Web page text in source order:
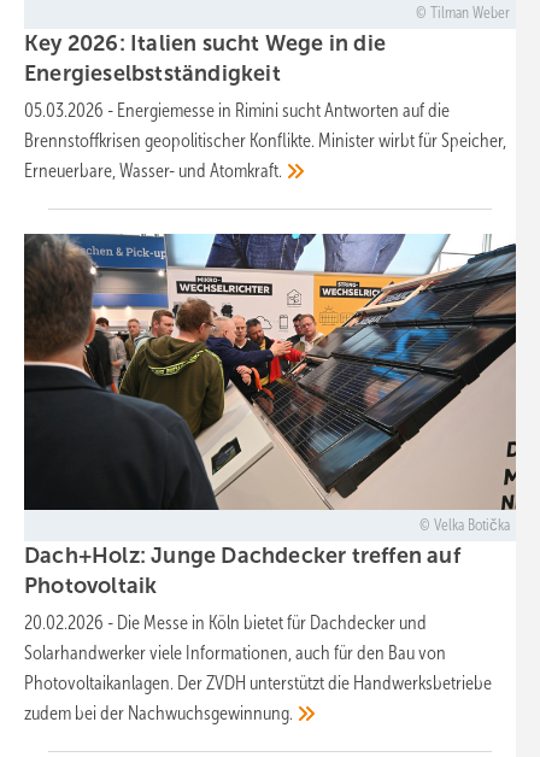
Tilman Weber
Key 2026: Italien sucht Wege in die
Energieselbstständigkeit
05.03.2026 - Energiemesse in Rimini sucht Antworten auf die
Brennstoffkrisen geopolitischer Konflikte. Minister wirbt für Speicher,
Erneuerbare, Wasser- und Atomkraft.
Velka Botička
Dach+Holz: Junge Dachdecker treffen auf
Photovoltaik
20.02.2026 - Die Messe in Köln bietet für Dachdecker und
Solarhandwerker viele Informationen, auch für den Bau von
Photovoltaikanlagen. Der ZVDH unterstützt die Handwerksbetriebe
zudem bei der Nachwuchsgewinnung.